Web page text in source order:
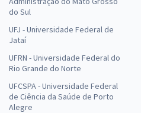
do Sul
UFJ - Universidade Federal de
Jataí
UFRN - Universidade Federal do
Rio Grande do Norte
UFCSPA - Universidade Federal
de Ciência da Saúde de Porto
Alegre